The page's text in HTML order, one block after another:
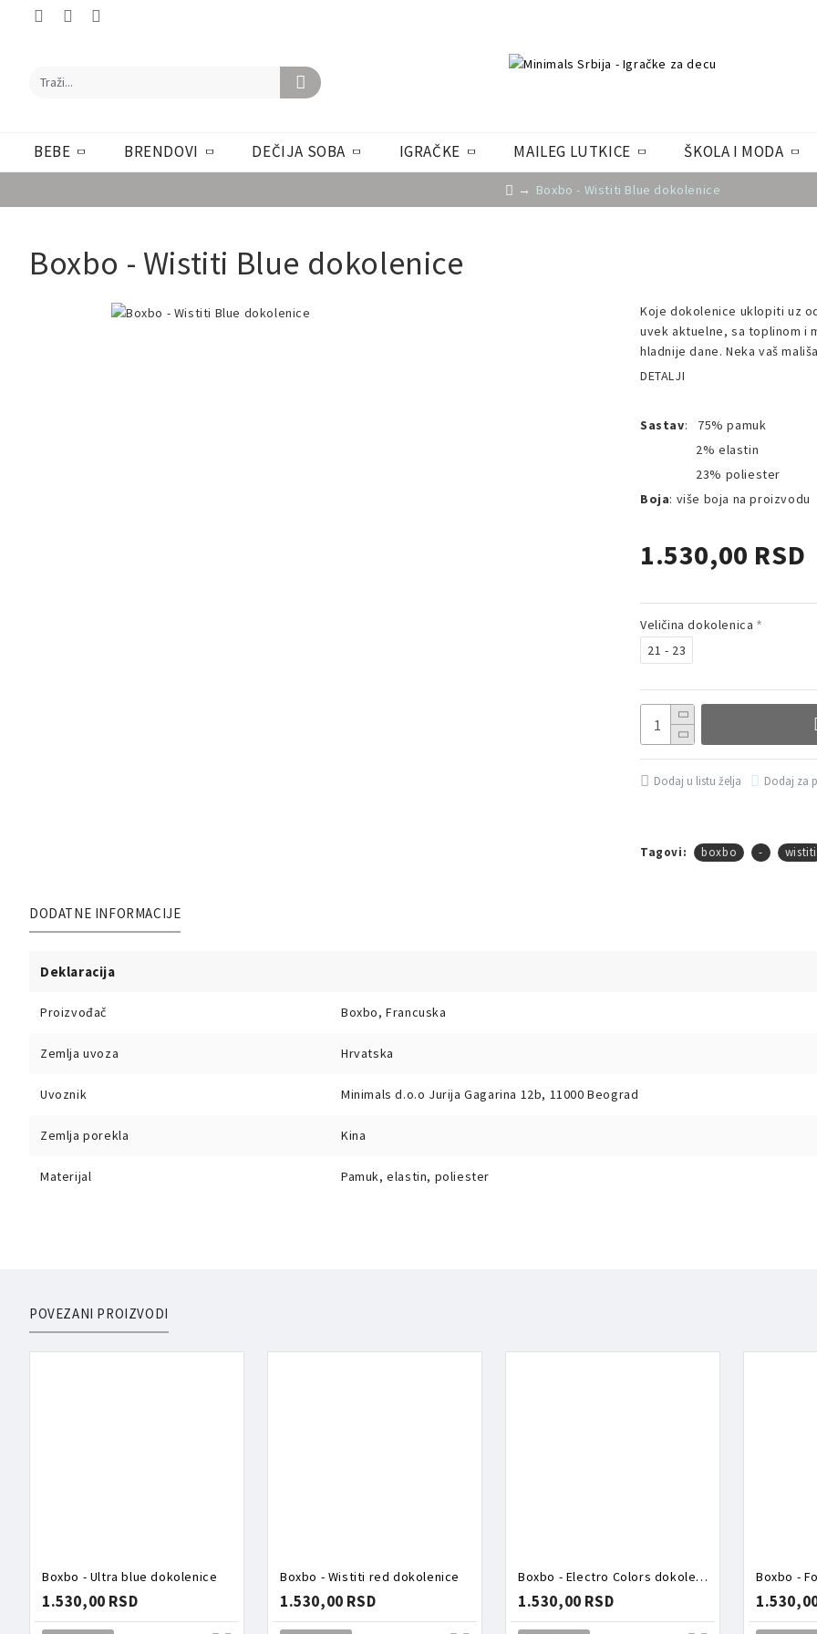
BEBE BRENDOVI DEČIJA SOBA IGRAČKE MAILEG LUTKICE ŠKOLA I MODA
Boxbo - Wistiti Blue dokolenice
Boxbo - Wistiti Blue dokolenice
Koje dokolenice uklopiti uz
uvek aktuelne, sa toplinom i
hladnije dane. Neka vaš
DETALJI
Sastav: 75% pamuk
2% elastin
23% poliester
Boja: više boja na proizvodu
1.530,00 RSD
Veličina dokolenica
21 - 23
Dodaj u listu želja Dodaj za
Tagovi: boxbo - wistiti
DODATNE INFORMACIJE
Deklaracija
Proizvođač Boxbo, Francuska
Zemlja uvoza Hrvatska
Uvoznik Minimals d.o.o Jurija Gagarina 12b, 11000 Beograd
Zemlja porekla Kina
Materijal Pamuk, elastin, poliester
POVEZANI PROIZVODI
Boxbo - Ultra blue dokolenice
1.530,00 RSD
Boxbo - Wistiti red dokolenice
1.530,00 RSD
Boxbo - Electro Colors dokolenice
1.530,00 RSD
Boxbo -